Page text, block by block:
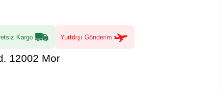
Kargo Yurtdışı Gönderim
12002 Mor